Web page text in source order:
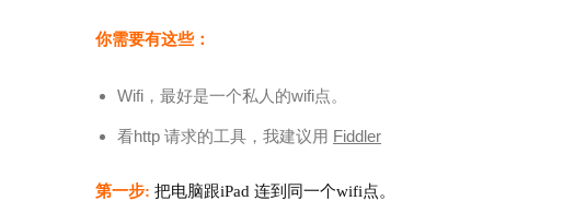
你需要有这些：
Wifi，最好是一个私人的wifi点。
看http 请求的工具，我建议用 Fiddler
第一步: 把电脑跟iPad 连到同一个wifi点。